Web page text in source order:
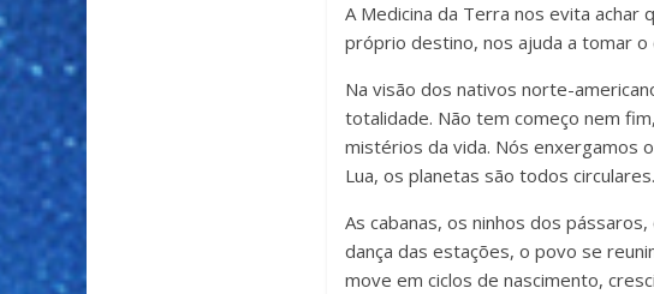
A Medicina da Terra nos evita
próprio destino, nos ajuda a tomar
Na visão dos nativos norte-
totalidade. Não tem começo nem
mistérios da vida. Nós enxergamos
Lua, os planetas são todos circulares.
As cabanas, os ninhos dos
dança das estações, o povo se
move em ciclos de nascimento,